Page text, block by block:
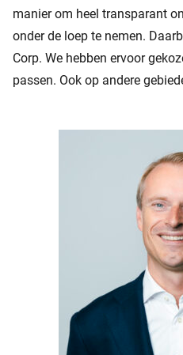
manier om heel transparant
onder de loep te nemen.
Corp. We hebben ervoor
passen. Ook op andere